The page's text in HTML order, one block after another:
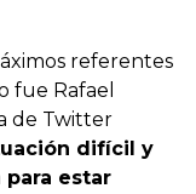
referentes
fue Rafael
de Twitter
difícil y
estar